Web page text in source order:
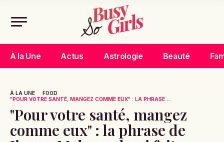
À la Une Actus Astrologie Beauté
À LA UNE
FOOD
"POUR VOTRE SANTÉ, MANGEZ COMME EUX" : LA PHRASE ...
"Pour votre santé, mangez
comme eux" : la phrase de